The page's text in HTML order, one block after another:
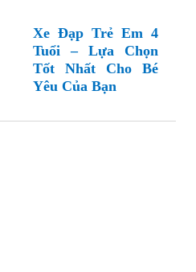
Xe Đạp Trẻ Em 4
Tuổi – Lựa Chọn
Tốt Nhất Cho Bé
Yêu Của Bạn